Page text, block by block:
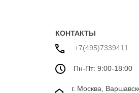
КОНТАКТЫ
+7(495)7339411
Пн-Пт: 9:00-18:00
г. Москва,